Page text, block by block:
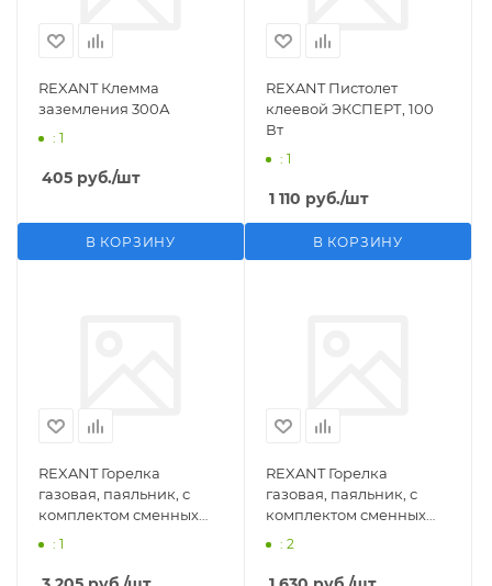
REXANT Клемма
заземления 300А
: 1
405 руб./шт
В КОРЗИНУ
REXANT Пистолет
клеевой ЭКСПЕРТ, 100
Вт
: 1
1 110 руб./шт
В КОРЗИНУ
REXANT Горелка
газовая, паяльник, с
комплектом сменных
насадок, 11 предметов
: 1
REXANT Горелка
газовая, паяльник, с
комплектом сменных
насадок, 3 предмета
: 2